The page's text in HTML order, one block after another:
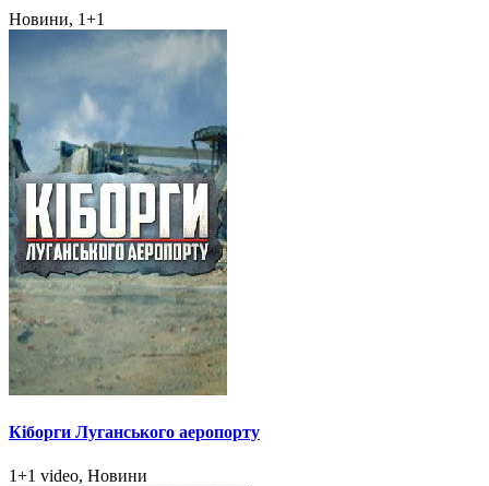
Новини, 1+1
Кіборги Луганського аеропорту
1+1 video, Новини